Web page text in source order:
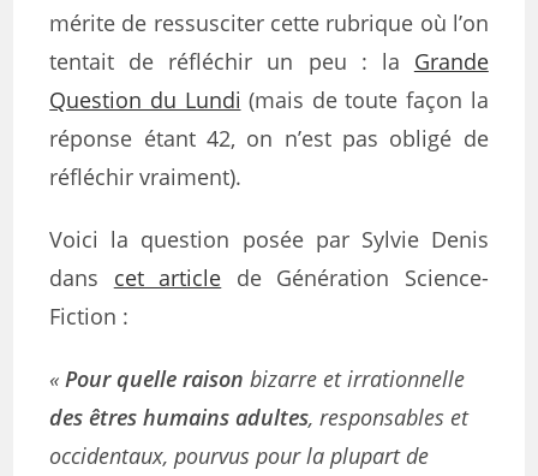
mérite de ressusciter cette rubrique où l’on
tentait de réfléchir un peu : la Grande
Question du Lundi (mais de toute façon la
réponse étant 42, on n’est pas obligé de
réfléchir vraiment).
Voici la question posée par Sylvie Denis
dans cet article de Génération Science-
Fiction :
«Pour quelle raison bizarre et irrationnelle
des êtres humains adultes, responsables et
occidentaux, pourvus pour la plupart de